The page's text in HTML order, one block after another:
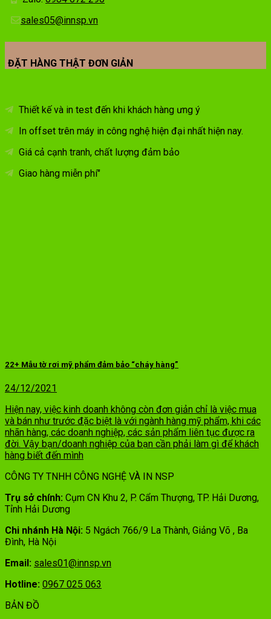
sales05@innsp.vn
ĐẶT HÀNG THẬT ĐƠN GIẢN
Thiết kế và in test đến khi khách hàng ưng ý
In offset trên máy in công nghệ hiện đại nhất hiện nay.
Giá cả cạnh tranh, chất lượng đảm bảo
Giao hàng miễn phí"
22+ Mẫu tờ rơi mỹ phẩm đảm bảo “cháy hàng”
24/12/2021
Hiện nay, việc kinh doanh không còn đơn giản chỉ là việc mua
và bán như trước đặc biệt là với ngành hàng mỹ phẩm, khi các
nhãn hàng, các doanh nghiệp, các sản phẩm liên tục được ra
đời. Vậy bạn/doanh nghiệp của bạn cần phải làm gì để khách
hàng biết đến mình
CÔNG TY TNHH CÔNG NGHỆ VÀ IN NSP
Trụ sở chính: Cụm CN Khu 2, P. Cẩm Thượng, TP. Hải Dương,
Tỉnh Hải Dương
Chi nhánh Hà Nội: 5 Ngách 766/9 La Thành, Giảng Võ , Ba
Đình, Hà Nội
Email: sales01@innsp.vn
Hotline: 0967 025 063
BẢN ĐỒ